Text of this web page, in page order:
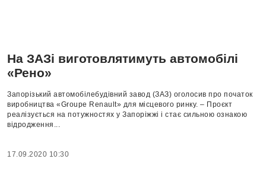
На ЗАЗі виготовлятимуть автомобілі
«Рено»
Запорізький автомобілебудівний завод (ЗАЗ) оголосив про початок
виробництва «Groupe Renault» для місцевого ринку. – Проєкт
реалізується на потужностях у Запоріжжі і стає сильною ознакою
відродження...
17.09.2020 10:30